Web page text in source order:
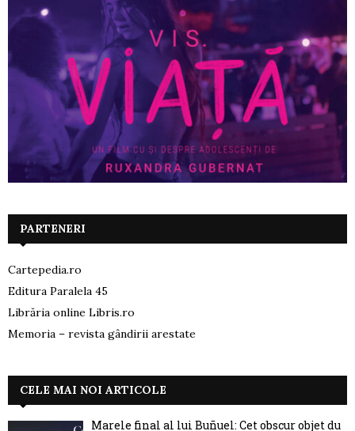
PARTENERI
Cartepedia.ro
Editura Paralela 45
Librăria online Libris.ro
Memoria – revista gândirii arestate
CELE MAI NOI ARTICOLE
Marele final al lui Buñuel: Cet obscur objet du